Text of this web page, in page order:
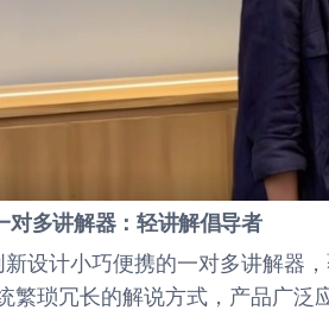
对多讲解器：轻讲解倡导者
新设计小巧便携的一对多讲解器
繁琐冗长的解说方式，产品广泛